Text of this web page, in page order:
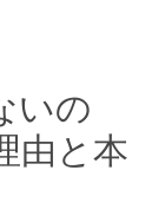
いの
由と本